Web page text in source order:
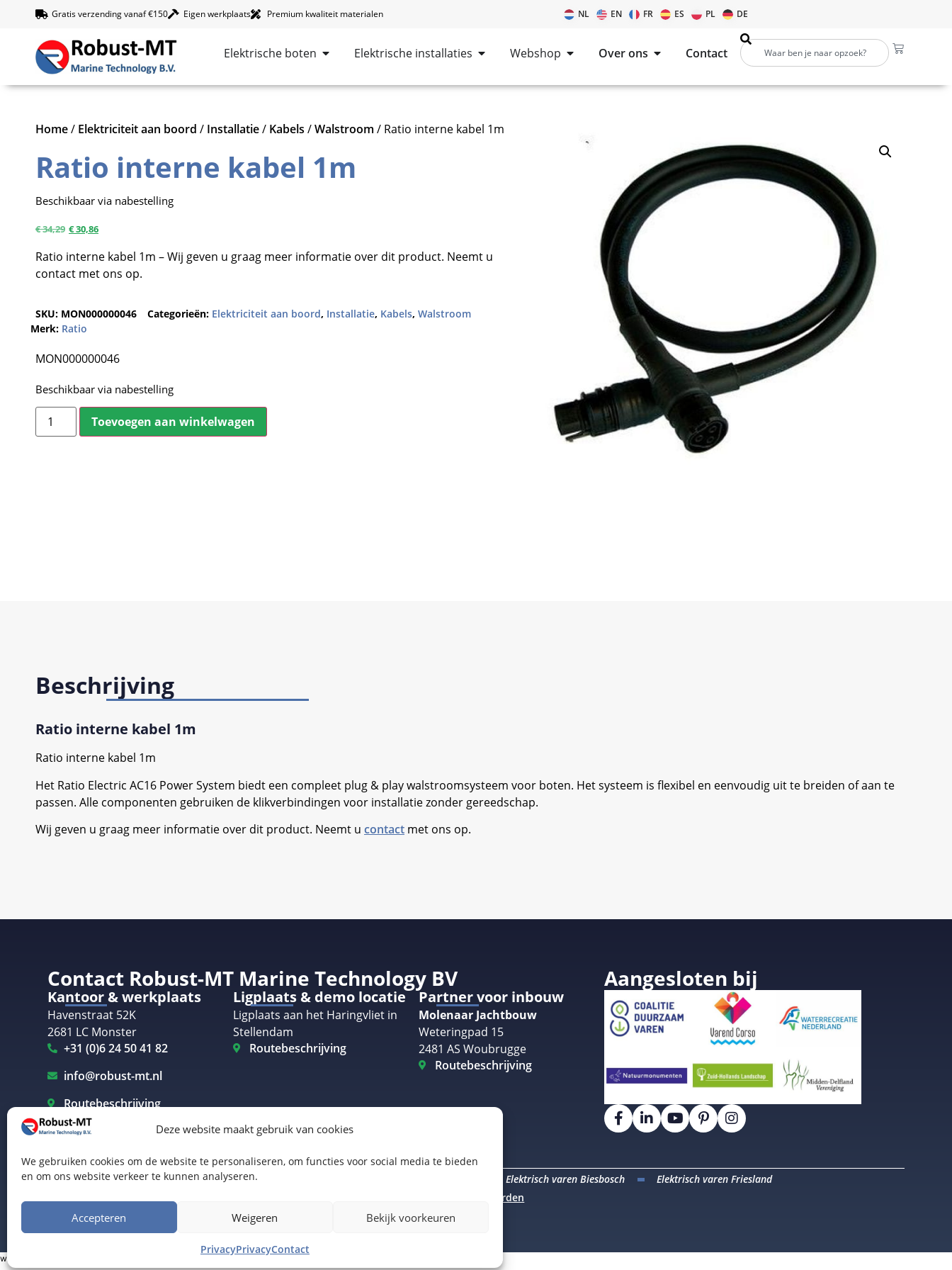
Deze website maakt gebruik van cookies
We gebruiken cookies om de website te personaliseren, om functies voor social media te bieden
en om ons website verkeer te kunnen analyseren.
Accepteren Weigeren Bekijk voorkeuren
PrivacyPrivacyContact
Gratis verzending vanaf €150 Eigen werkplaats Premium kwaliteit materialen NL EN FR ES PL DE
Elektrische boten Elektrische installaties Webshop Over ons Contact
Home/ Elektriciteit aan boord / Installatie/ Kabels /Walstroom / Ratio interne kabel 1m
Ratio interne kabel 1m
Beschikbaar via nabestelling
€34,29 €30,86
Ratio interne kabel 1m – Wij geven u graag meer informatie over dit product. Neemt u
contact met ons op.
SKU: MON000000046 Categorieën: Elektriciteit aan boord, Installatie, Kabels, Walstroom
Merk: Ratio
MON000000046
Beschikbaar via nabestelling
Toevoegen aan winkelwagen
Beschrijving
Ratio interne kabel 1m
Ratio interne kabel 1m
Het Ratio Electric AC16 Power System biedt een compleet plug & play walstroomsysteem voor boten. Het systeem is flexibel en eenvoudig uit te breiden of aan te
passen. Alle componenten gebruiken de klikverbindingen voor installatie zonder gereedschap.
Wij geven u graag meer informatie over dit product. Neemt u contact met ons op.
Contact Robust-MT Marine Technology BV
Kantoor & werkplaats
Havenstraat 52K
2681 LC Monster
+31 (0)6 24 50 41 82
info@robust-mt.nl
Routebeschrijving
Ligplaats & demo locatie
Ligplaats aan het Haringvliet in
Stellendam
Routebeschrijving
Partner voor inbouw
Molenaar Jachtbouw
Weteringpad 15
2481 AS Woubrugge
Routebeschrijving
Aangesloten bij
Elektrisch varen Westland Elektrisch varen Rotterdam Elektrisch varen Biesbosch
Elektrisch varen Friesland
Algemene voorwaarden
www.robust-mt.nl